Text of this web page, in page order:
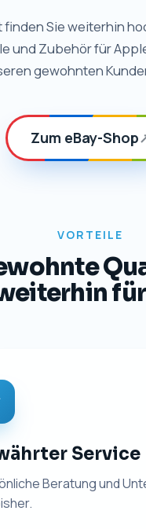
finden Sie weiterhin
und Zubehör für
gewohnten
Zum eBay-Shop
VORTEILE
Service
Beratung und